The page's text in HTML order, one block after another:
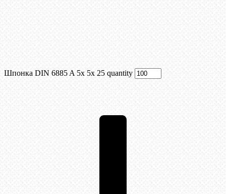
Шпонка DIN 6885 A 5x 5x 25 quantity